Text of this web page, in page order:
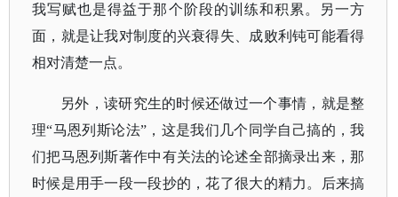
我写赋也是得益于那个阶段的训练和积累。另一方
面，就是让我对制度的兴衰得失、成败利钝可能看得
相对清楚一点。
另外，读研究生的时候还做过一个事情，就是整
理“马恩列斯论法”，这是我们几个同学自己搞的，我
们把马恩列斯著作中有关法的论述全部摘录出来，那
时候是用手一段一段抄的，花了很大的精力。后来搞